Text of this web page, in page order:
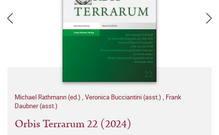
Michael Rathmann (ed.) , Veronica Bucciantini (asst.) , Frank
Daubner (asst.)
Orbis Terrarum 22 (2024)